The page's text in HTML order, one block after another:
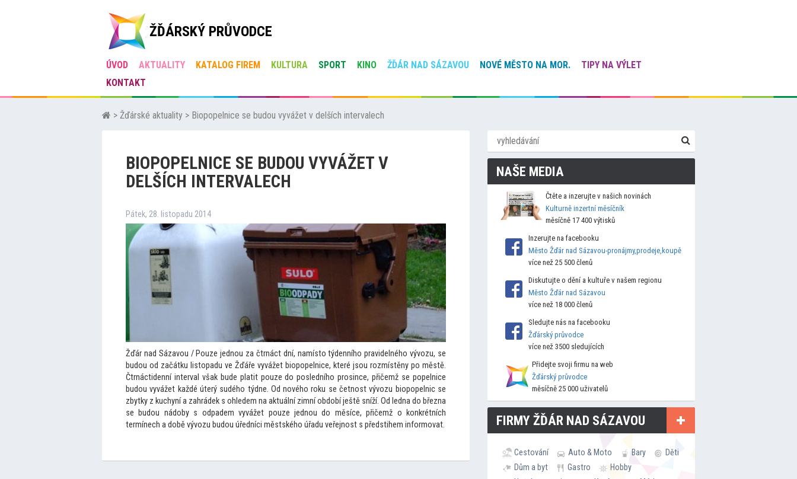
ŽĎÁRSKÝ PRŮVODCE
ÚVOD AKTUALITY KATALOG FIREM KULTURA SPORT KINO ŽĎÁR NAD SÁZAVOU NOVÉ MĚSTO NA MOR.
TIPY NA VÝLET
KONTAKT
> Žďárské aktuality > Biopopelnice se budou vyvážet v delších intervalech
BIOPOPELNICE SE BUDOU VYVÁŽET V
DELŠÍCH INTERVALECH
Pátek, 28. listopadu 2014
Žďár nad Sázavou / Pouze jednou za čtrnáct dní, namísto týdenního pravidelného vývozu, se
budou od začátku listopadu ve Žďáře vyvážet biopopelnice, které jsou rozmístěny po městě.
Čtrnáctidenní interval však bude platit pouze do posledního prosince, přičemž se popelnice
budou vyvážet každé úterý sudého týdne. Od nového roku se četnost vývozu biopopelnic se
zbytky z kuchyní a zahrádek s ohledem na aktuální zimní období ještě sníží. Od ledna do března
se budou nádoby s odpadem vyvážet pouze jednou do měsíce, přičemž o konkrétních
termínech a době vývozu budou úředníci městského úřadu veřejnost s předstihem informovat.
NAŠE MEDIA
Čtěte a inzerujte v našich novinách
Kulturně inzertní měsíčník
měsíčně 17 400 výtisků
Inzerujte na facebooku
Město Žďár nad Sázavou-pronájmy,prodeje,koupě
více než 25 500 členů
Diskutujte o dění a kultuře v našem regionu
Město Žďár nad Sázavou
více než 18 000 členů
Sledujte nás na facebooku
Žďárský průvodce
více než 3500 sledujících
Přidejte svoji firmu na web
Žďárský průvodce
měsíčně 25 000 uživatelů
FIRMY ŽĎÁR NAD SÁZAVOU
Cestování Auto & Moto Bary
Děti
Dům a byt
Gastro
Hobby